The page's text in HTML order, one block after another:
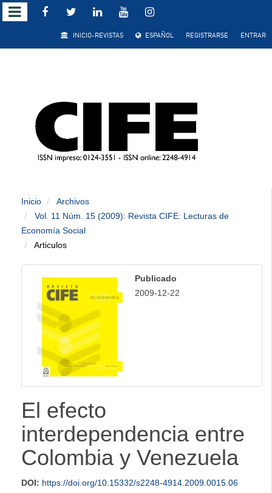
Salto
rápido
contenido
Navegación
principal
Contenido
principal
Barra
INICIO-REVISTAS ESPAÑOL REGISTRARSE ENTRAR
Inicio
Archivos
Vol. 11 Núm. 15 (2009): Revista CIFE: Lecturas de
Economía Social
Articulos
Publicado
2009-12-22
El efecto
interdependencia entre
Colombia y Venezuela
DOI: https://doi.org/10.15332/s2248-4914.2009.0015.06